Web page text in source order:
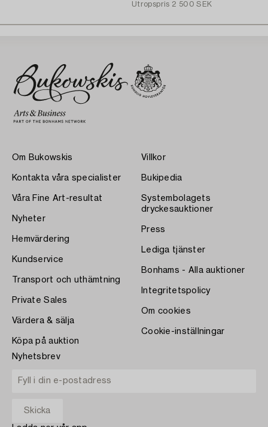
Utropspris 2 500 SEK
Om Bukowskis
Kontakta våra specialister
Våra Fine Art-resultat
Nyheter
Hemvärdering
Kundservice
Transport och uthämtning
Private Sales
Värdera & sälja
Köpa på auktion
Villkor
Bukipedia
Systembolagets
dryckesauktioner
Press
Lediga tjänster
Bonhams - Alla auktioner
Integritetspolicy
Om cookies
Cookie-inställningar
Nyhetsbrev